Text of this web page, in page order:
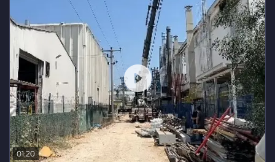
01:20